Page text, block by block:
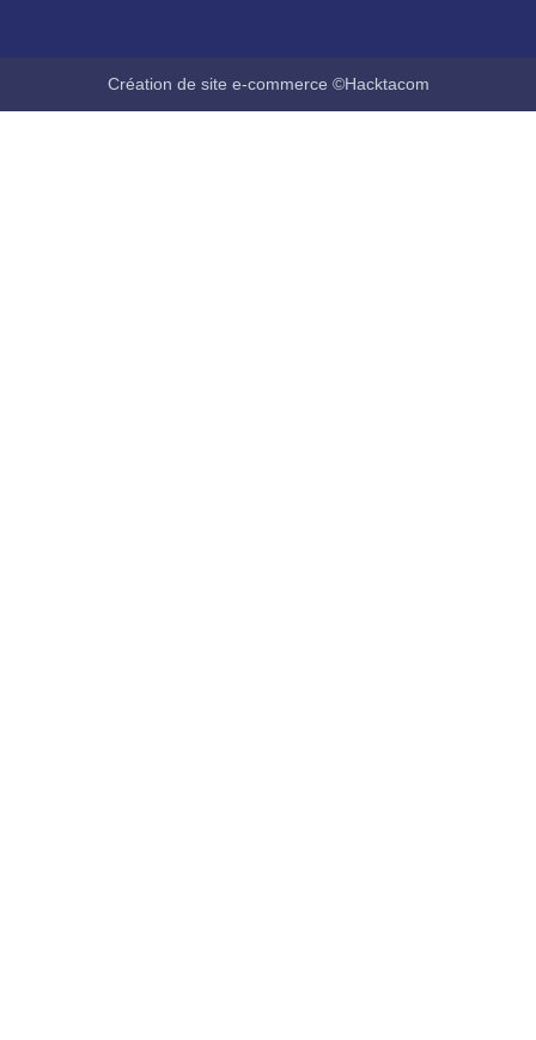
Création de site e-commerce ©Hacktacom